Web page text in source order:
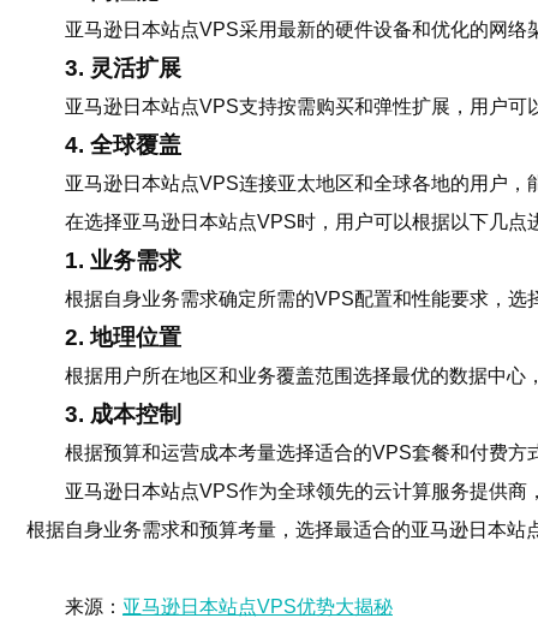
亚马逊日本站点VPS采用最新的硬件设备和优化的网
3. 灵活扩展
亚马逊日本站点VPS支持按需购买和弹性扩展，用户
4. 全球覆盖
亚马逊日本站点VPS连接亚太地区和全球各地的用户
在选择亚马逊日本站点VPS时，用户可以根据以下几点
1. 业务需求
根据自身业务需求确定所需的VPS配置和性能要求，选
2. 地理位置
根据用户所在地区和业务覆盖范围选择最优的数据中心
3. 成本控制
根据预算和运营成本考量选择适合的VPS套餐和付费方
亚马逊日本站点VPS作为全球领先的云计算服务提供
根据自身业务需求和预算考量，选择最适合的亚马逊日本站
来源： 亚马逊日本站点VPS优势大揭秘